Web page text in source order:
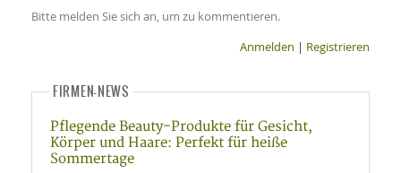
Bitte melden Sie sich an, um zu kommentieren.
Anmelden | Registrieren
FIRMEN-NEWS
Pflegende Beauty-Produkte für Gesicht,
Körper und Haare: Perfekt für heiße
Sommertage